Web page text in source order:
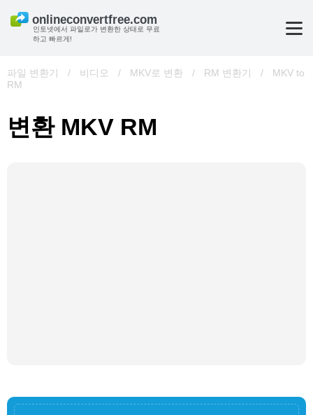
인토넷에서 파일로가 변환한 상태로 무료
하고 빠르게!
파일 변환기 / 비디오 / MKV로 변환 / RM 변환기 /
MKV to
RM
변환 MKV RM